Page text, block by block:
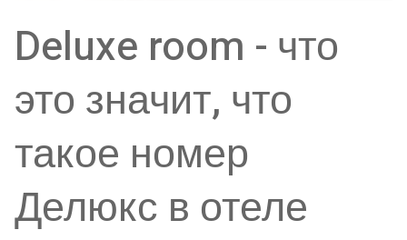
Deluxe room - что
это значит, что
такое номер
Делюкс в отеле